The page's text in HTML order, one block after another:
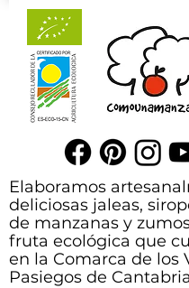
Elaboramos
deliciosas jaleas,
de manzanas y
fruta ecológica que
en la Comarca de los
Pasiegos de